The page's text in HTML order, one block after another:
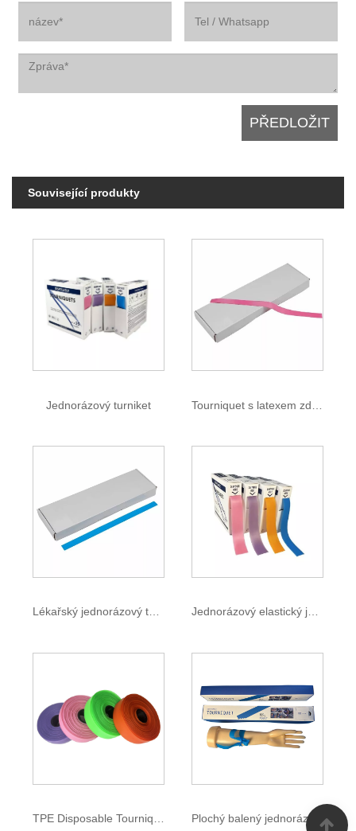
Související produkty
Jednorázový turniket
Lékařský jednorázový turniket Jednorázový elastický jednorázový turniket
TPE Disposable Tourniquet Plochý balený jednorázový turniket